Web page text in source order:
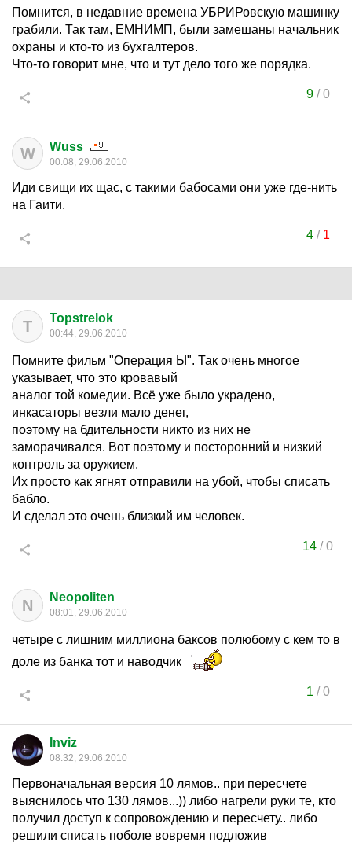
Помнится, в недавние времена УБРИРовскую машинку
грабили. Так там, ЕМНИМП, были замешаны начальник
охраны и кто-то из бухгалтеров.
Что-то говорит мне, что и тут дело того же порядка.
9/0
W Wuss
00:08, 29.06.2010
Иди свищи их щас, с такими бабосами они уже где-нить
на Гаити.
4/ 1
T Topstrelok
00:44, 29.06.2010
Помните фильм "Операция Ы". Так очень многое
указывает, что это кровавый
аналог той комедии. Всё уже было украдено,
инкасаторы везли мало денег,
поэтому на бдительности никто из них не
заморачивался. Вот поэтому и посторонний и низкий
контроль за оружием.
Их просто как ягнят отправили на убой, чтобы списать
бабло.
И сделал это очень близкий им человек.
14 /0
N Neopoliten
08:01, 29.06.2010
четыре с лишним миллиона баксов полюбому с кем то в
доле из банка тот и наводчик
1 /0
Inviz
08:32, 29.06.2010
Первоначальная версия 10 лямов.. при пересчете
выяснилось что 130 лямов...)) либо нагрели руки те, кто
получил доступ к сопровождению и пересчету.. либо
решили списать поболе вовремя подложив